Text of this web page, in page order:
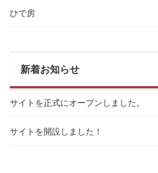
ひで房
新着お知らせ
サイトを正式にオープンしました。
サイトを開設しました！